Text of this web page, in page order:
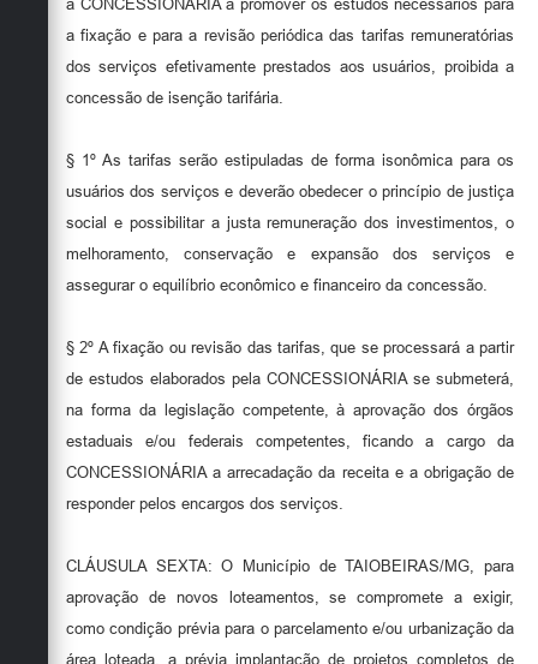
a CONCESSIONÁRIA a promover os estudos necessários para
a fixação e para a revisão periódica das tarifas remuneratórias
dos serviços efetivamente prestados aos usuários, proibida a
concessão de isenção tarifária.
§ 1º As tarifas serão estipuladas de forma isonômica para os
usuários dos serviços e deverão obedecer o princípio de justiça
social e possibilitar a justa remuneração dos investimentos, o
melhoramento, conservação e expansão dos serviços e
assegurar o equilíbrio econômico e financeiro da concessão.
§ 2º A fixação ou revisão das tarifas, que se processará a partir
de estudos elaborados pela CONCESSIONÁRIA se submeterá,
na forma da legislação competente, à aprovação dos órgãos
estaduais e/ou federais competentes, ficando a cargo da
CONCESSIONÁRIA a arrecadação da receita e a obrigação de
responder pelos encargos dos serviços.
CLÁUSULA SEXTA: O Município de TAIOBEIRAS/MG, para
aprovação de novos loteamentos, se compromete a exigir,
como condição prévia para o parcelamento e/ou urbanização da
área loteada, a prévia implantação de projetos completos de